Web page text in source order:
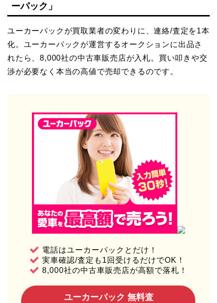
ーパック」
ユーカーパックが買取業者の変わりに、連絡/査定を1本
化。ユーカーパックが運営するオークションに出品さ
れたら、8,000社の中古車販売店が入札。買い叩きや交
渉が必要なく本当の高値で売却できるのです。
電話はユーカーパックとだけ！
実車確認/査定も1回受けるだけでOK！
8,000社の中古車販売店が高額で落札！
ユーカーパック 無料査